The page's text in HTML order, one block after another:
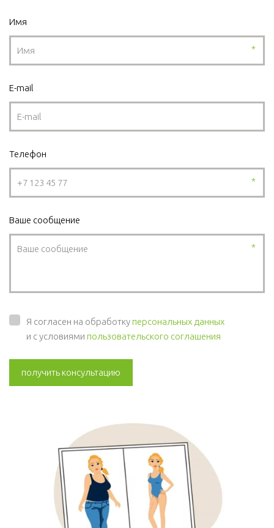
Имя
*
E-mail
Телефон
*
Ваше сообщение
*
Я согласен на обработкуперсональных данных
и с условиями пользовательского соглашения
получить консультацию